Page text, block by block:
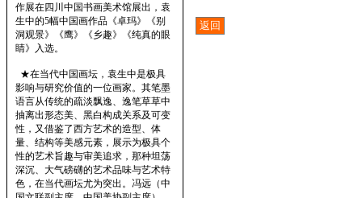
作展在四川中国书画美术馆展出，袁
生中的5幅中国画作品《卓玛》《别
洞观景》《鹰》《乡趣》《纯真的眼
睛》入选。
★在当代中国画坛，袁生中是极具
影响与研究价值的一位画家。其笔墨
语言从传统的疏淡飘逸、逸笔草草中
抽离出形态美、黑白构成关系及可变
性，又借鉴了西方艺术的造型、体
量、结构等美感元素，展示为极具个
性的艺术旨趣与审美追求，那种坦荡
深沉、大气磅礴的艺术品味与艺术特
色，在当代画坛尤为突出。冯远（中